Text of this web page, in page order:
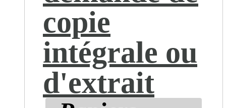
copie
intégrale ou
d'extrait